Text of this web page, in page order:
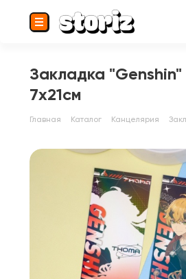
Закладка
7х21см
Главная Каталог Канцелярия